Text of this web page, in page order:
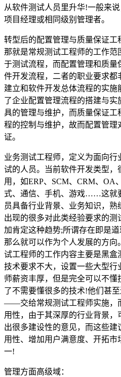
从软件测试人员里升华!一般来
项目经理或相同级别管理者。
转型后的配置管理与质量保证工
那就是常规测试工程师的工作
于测试流程，而配置管理和质
件开发流程，二者的职业要求
建立和软件开发总体流程的实
了企业配置管理流程的搭建与
具的管理与维护，而质量保证
程的控制与维护，故而配置管
证。
业务测试工程师，定义为面向行
试的人员。当前软件开发类型
用，如ERP、SCM、CRM、OA
式、通信、手机、游戏……这就
员具备行业背景、业务知识，
出现的很多对此类经验要求的
加肯定这种趋势;所谓存在即是道
那么就可以作为个人发展的方向
试工程师的工作内容主要是黑
技术要求不大，设置一些大型
师薪资丰厚，但是完全可以不
了不需要懂很多的技术!他们甚
——交给常规测试工程师实施，
用性，由于其深厚的行业背景
出很多建设性的意见，而这些
用性、增加用户满意度、开拓市
一!
管理方面高级域：